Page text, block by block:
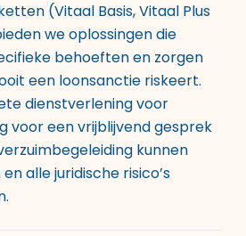
(Vitaal Basis, Vitaal Plus
we oplossingen die
behoeften en zorgen
een loonsanctie riskeert.
dienstverlening voor
voor een vrijblijvend gesprek
kunnen
alle juridische risico’s